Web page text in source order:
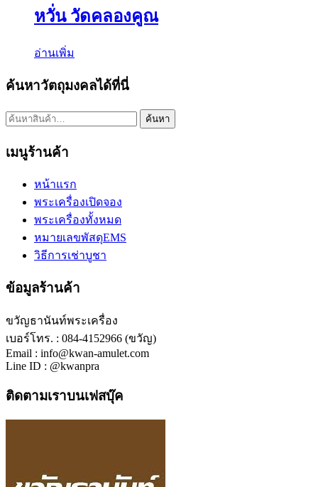
หวั่น วัดคลองคูณ
อ่านเพิ่ม
ค้นหาวัตถุมงคลได้ที่นี่
ค้นหา: ค้นหา
เมนูร้านค้า
หน้าแรก
พระเครื่องเปิดจอง
พระเครื่องทั้งหมด
หมายเลขพัสดุEMS
วิธีการเช่าบูชา
ข้อมูลร้านค้า
ขวัญธานันท์พระเครื่อง
เบอร์โทร. : 084-4152966 (ขวัญ)
Email : info@kwan-amulet.com
Line ID : @kwanpra
ติดตามเราบนเฟสบุ๊ค